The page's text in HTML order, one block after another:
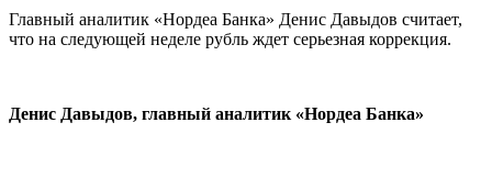
Главный аналитик «Нордеа Банка» Денис Давыдов считает,
что на следующей неделе рубль ждет серьезная коррекция.
Денис Давыдов, главный аналитик «Нордеа Банка»